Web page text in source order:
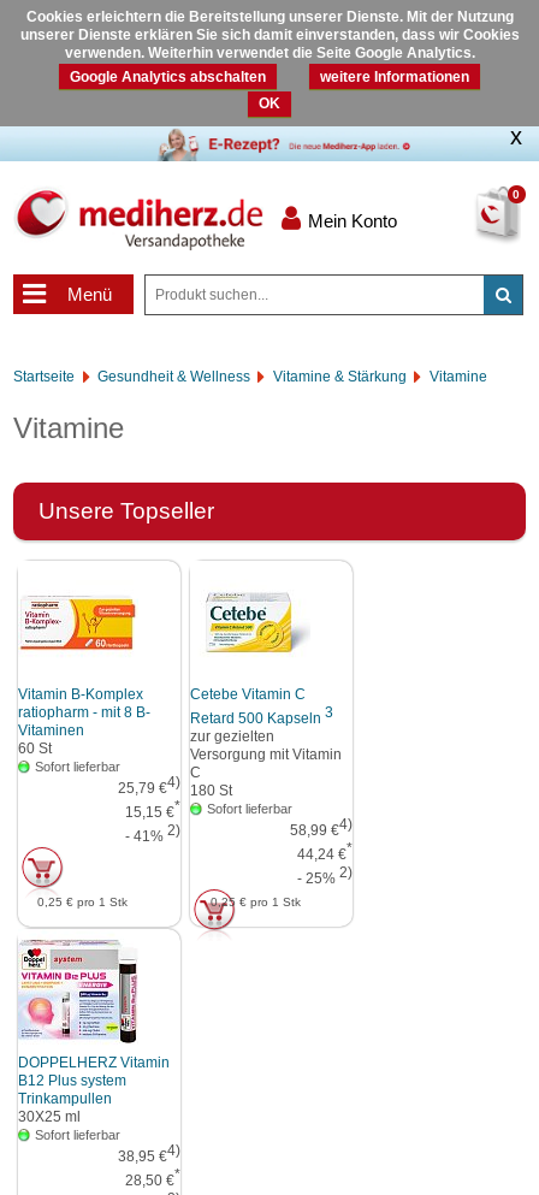
Cookies erleichtern die Bereitstellung unserer Dienste. Mit der Nutzung
unserer Dienste erklären Sie sich damit einverstanden, dass wir Cookies
verwenden. Weiterhin verwendet die Seite Google Analytics.
Google Analytics abschalten
weitere Informationen
OK
0
Mein Konto
Menü
Startseite Gesundheit & Wellness Vitamine & Stärkung Vitamine
Vitamine
Unsere Topseller
Vitamin B-Komplex
ratiopharm - mit 8 B-
Vitaminen
60St
Sofort lieferbar
25,79 €4)
15,15 €*
- 41%2)
0,25 € pro 1 Stk
Cetebe Vitamin C
Retard 500 Kapseln3
zur gezielten
Versorgung mit Vitamin
C
180St
Sofort lieferbar
58,99 €4)
44,24 €*
- 25%2)
0,25 €pro 1 Stk
DOPPELHERZ Vitamin
B12 Plus system
Trinkampullen
30X25ml
Sofort lieferbar
38,95 €4)
28,50 €*